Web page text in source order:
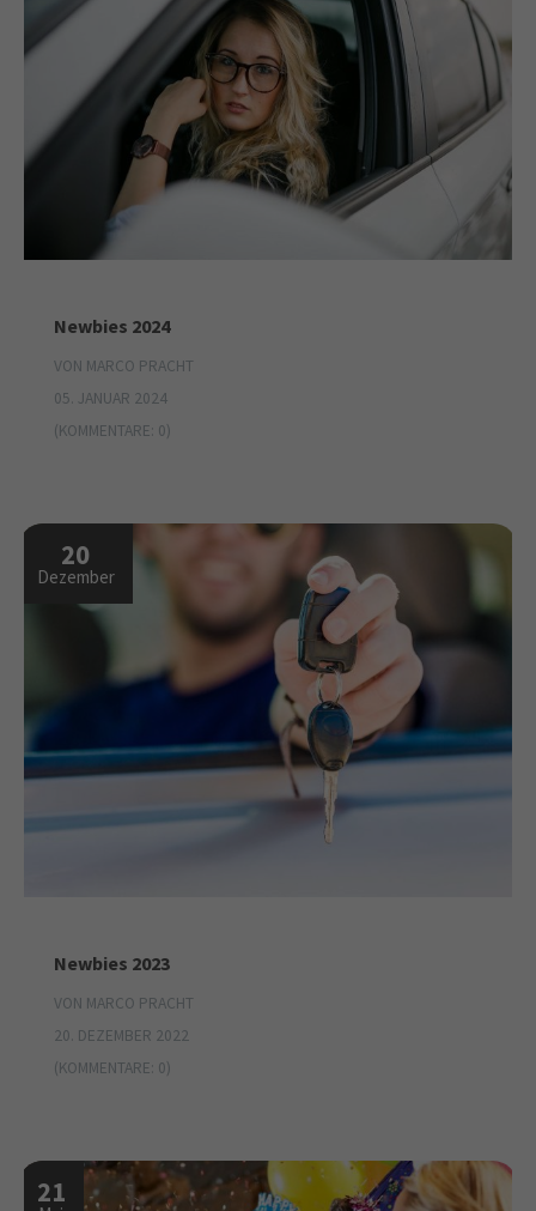
Newbies 2024
VON MARCO PRACHT
05. JANUAR 2024
(KOMMENTARE: 0)
20
Dezember
Newbies 2023
VON MARCO PRACHT
20. DEZEMBER 2022
(KOMMENTARE: 0)
21